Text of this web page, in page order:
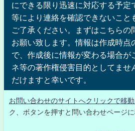
にできる限り迅速に対応する予定
等により連絡を確認できないこと
ご了承ください。まずはこちらの
お願い致します。情報は作成時点
で、作成後に情報が変わる場合が
ネ等の著作権侵害目的としてませ
だけますと幸いです。
お問い合わせのサイトへクリックで移動
ク、ボタンを押すと問い合わせページ